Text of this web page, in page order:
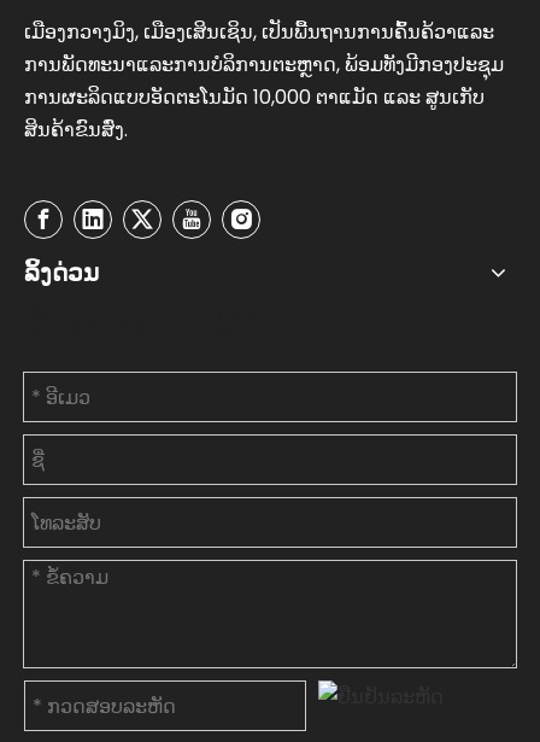
​ເມືອງ​ກວາງ​ມິ​ງ, ​ເມືອງ​ເສິນ​ເຊິ​ນ, ​ເປັນ​ພື້ນຖານ​ການ​ຄົ້ນ​ຄ້ວາ​ແລະ​
ການ​ພັດທະນາ​ແລະ​ການ​ບໍລິການ​ຕະຫຼາດ, ພ້ອມ​ທັງ​ມີ​ກອງ​ປະຊຸມ​
ການ​ຜະລິດ​ແບບ​ອັດຕະ​ໂນ​ມັດ 10,000 ຕາ​ແມັດ ​ແລະ ສູນ​ເກັບ​
ສິນຄ້າ​ຂົນ​ສົ່ງ.
ລິ້ງດ່ວນ